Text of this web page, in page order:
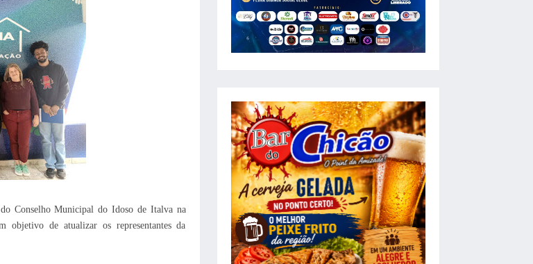
Conselho Municipal do Idoso de Italva na
objetivo de atualizar os representantes da